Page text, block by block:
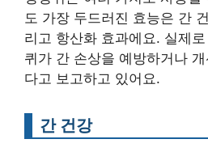
도 가장 두드러진 효능은 간
리고 항산화 효과에요. 실제
퀴가 간 손상을 예방하거나
다고 보고하고 있어요.
간 건강